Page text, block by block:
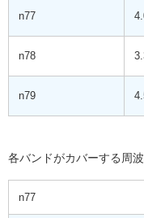
n77
n78
n79
各バンドがカバーする周
n77